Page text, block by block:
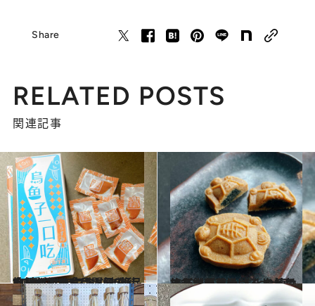
Share
RELATED POSTS
関連記事
2022.12.29
地元の人たちに人気！ XO醤やカラスミなど絶品食材が並ぶ 台北・迪化街のおすすめ食品問屋5軒
旅＆お出かけ 2022.11.27
旅行中のおやつ・お土産にぴったり！ 進化を続ける老舗が手掛ける 台湾の絶品中華菓子
旅＆お出かけ